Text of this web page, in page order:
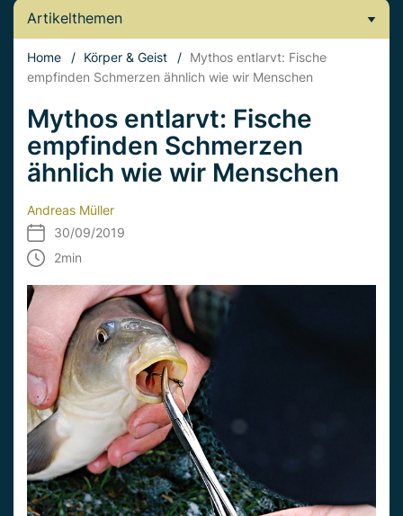
Artikelthemen
Home / Körper & Geist / Mythos entlarvt: Fische
empfinden Schmerzen ähnlich wie wir Menschen
Mythos entlarvt: Fische
empfinden Schmerzen
ähnlich wie wir Menschen
Andreas Müller
30/09/2019
2min